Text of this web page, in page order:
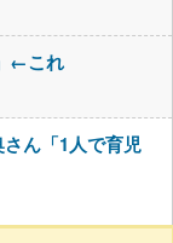
←これ
さん「1人で育児